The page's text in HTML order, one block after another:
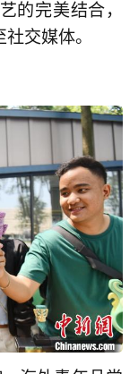
的完美结合，
交媒体。